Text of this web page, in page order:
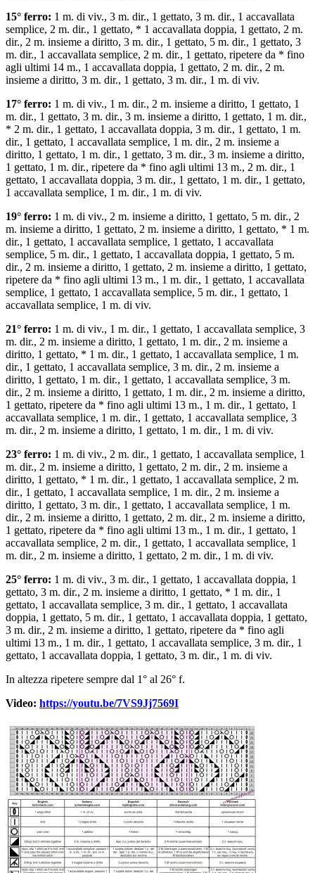
15° ferro: 1 m. di viv., 3 m. dir., 1 gettato, 3 m. dir., 1 accavallata
semplice, 2 m. dir., 1 gettato, * 1 accavallata doppia, 1 gettato, 2 m.
dir., 2 m. insieme a diritto, 3 m. dir., 1 gettato, 5 m. dir., 1 gettato, 3
m. dir., 1 accavallata semplice, 2 m. dir., 1 gettato, ripetere da * fino
agli ultimi 14 m., 1 accavallata doppia, 1 gettato, 2 m. dir., 2 m.
insieme a diritto, 3 m. dir., 1 gettato, 3 m. dir., 1 m. di viv.
17° ferro: 1 m. di viv., 1 m. dir., 2 m. insieme a diritto, 1 gettato, 1
m. dir., 1 gettato, 3 m. dir., 3 m. insieme a diritto, 1 gettato, 1 m. dir.,
* 2 m. dir., 1 gettato, 1 accavallata doppia, 3 m. dir., 1 gettato, 1 m.
dir., 1 gettato, 1 accavallata semplice, 1 m. dir., 2 m. insieme a
diritto, 1 gettato, 1 m. dir., 1 gettato, 3 m. dir., 3 m. insieme a diritto,
1 gettato, 1 m. dir., ripetere da * fino agli ultimi 13 m., 2 m. dir., 1
gettato, 1 accavallata doppia, 3 m. dir., 1 gettato, 1 m. dir., 1 gettato,
1 accavallata semplice, 1 m. dir., 1 m. di viv.
19° ferro: 1 m. di viv., 2 m. insieme a diritto, 1 gettato, 5 m. dir., 2
m. insieme a diritto, 1 gettato, 2 m. insieme a diritto, 1 gettato, * 1 m.
dir., 1 gettato, 1 accavallata semplice, 1 gettato, 1 accavallata
semplice, 5 m. dir., 1 gettato, 1 accavallata doppia, 1 gettato, 5 m.
dir., 2 m. insieme a diritto, 1 gettato, 2 m. insieme a diritto, 1 gettato,
ripetere da * fino agli ultimi 13 m., 1 m. dir., 1 gettato, 1 accavallata
semplice, 1 gettato, 1 accavallata semplice, 5 m. dir., 1 gettato, 1
accavallata semplice, 1 m. di viv.
21° ferro: 1 m. di viv., 1 m. dir., 1 gettato, 1 accavallata semplice, 3
m. dir., 2 m. insieme a diritto, 1 gettato, 1 m. dir., 2 m. insieme a
diritto, 1 gettato, * 1 m. dir., 1 gettato, 1 accavallata semplice, 1 m.
dir., 1 gettato, 1 accavallata semplice, 3 m. dir., 2 m. insieme a
diritto, 1 gettato, 1 m. dir., 1 gettato, 1 accavallata semplice, 3 m.
dir., 2 m. insieme a diritto, 1 gettato, 1 m. dir., 2 m. insieme a diritto,
1 gettato, ripetere da * fino agli ultimi 13 m., 1 m. dir., 1 gettato, 1
accavallata semplice, 1 m. dir., 1 gettato, 1 accavallata semplice, 3
m. dir., 2 m. insieme a diritto, 1 gettato, 1 m. dir., 1 m. di viv.
23° ferro: 1 m. di viv., 2 m. dir., 1 gettato, 1 accavallata semplice, 1
m. dir., 2 m. insieme a diritto, 1 gettato, 2 m. dir., 2 m. insieme a
diritto, 1 gettato, * 1 m. dir., 1 gettato, 1 accavallata semplice, 2 m.
dir., 1 gettato, 1 accavallata semplice, 1 m. dir., 2 m. insieme a
diritto, 1 gettato, 3 m. dir., 1 gettato, 1 accavallata semplice, 1 m.
dir., 2 m. insieme a diritto, 1 gettato, 2 m. dir., 2 m. insieme a diritto,
1 gettato, ripetere da * fino agli ultimi 13 m., 1 m. dir., 1 gettato, 1
accavallata semplice, 2 m. dir., 1 gettato, 1 accavallata semplice, 1
m. dir., 2 m. insieme a diritto, 1 gettato, 2 m. dir., 1 m. di viv.
25° ferro: 1 m. di viv., 3 m. dir., 1 gettato, 1 accavallata doppia, 1
gettato, 3 m. dir., 2 m. insieme a diritto, 1 gettato, * 1 m. dir., 1
gettato, 1 accavallata semplice, 3 m. dir., 1 gettato, 1 accavallata
doppia, 1 gettato, 5 m. dir., 1 gettato, 1 accavallata doppia, 1 gettato,
3 m. dir., 2 m. insieme a diritto, 1 gettato, ripetere da * fino agli
ultimi 13 m., 1 m. dir., 1 gettato, 1 accavallata semplice, 3 m. dir., 1
gettato, 1 accavallata doppia, 1 gettato, 3 m. dir., 1 m. di viv.
In altezza ripetere sempre dal 1° al 26° f.
Video: https://youtu.be/7VS9Jj7569I